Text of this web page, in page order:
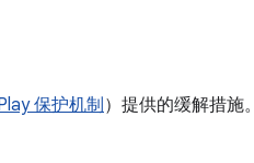
保护机制）提供的缓解措施